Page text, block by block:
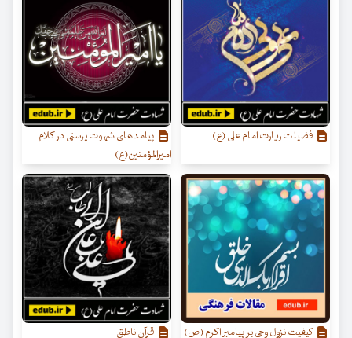
فضيلت زيارت امام على (ع)
پیامدهای شهوت پرستی در کلام
امیرالمؤمنین(ع)
کیفیت نزول وحی بر پیامبر اکرم (ص) قرآن ناطق